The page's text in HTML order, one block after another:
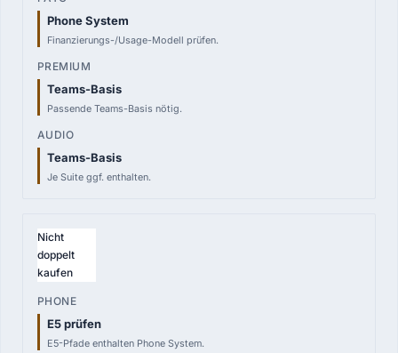
Phone System
Finanzierungs-/Usage-Modell prüfen.
Teams-Basis
Passende Teams-Basis nötig.
Teams-Basis
Je Suite ggf. enthalten.
Nicht
doppelt
kaufen
E5 prüfen
E5-Pfade enthalten Phone System.